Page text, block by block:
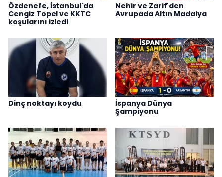
Özdenefe, İstanbul'da
Cengiz Topel ve KKTC
koşularını izledi
Nehir ve Zarif'den
Avrupada Altın Madalya
Dinç noktayı koydu
İspanya Dünya
Şampiyonu